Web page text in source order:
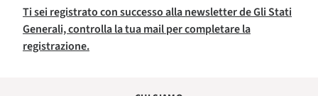
Ti sei registrato con successo alla newsletter de Gli Stati
Generali, controlla la tua mail per completare la
registrazione.